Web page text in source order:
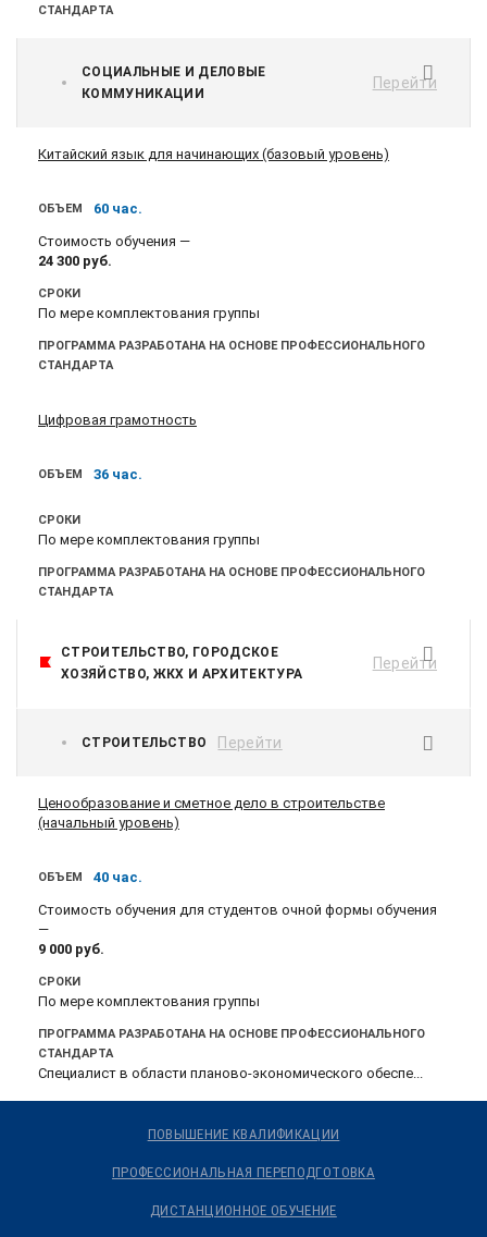
СТАНДАРТА
СОЦИАЛЬНЫЕ И ДЕЛОВЫЕ
КОММУНИКАЦИИ
Перейти
Китайский язык для начинающих (базовый уровень)
ОБЪЕМ
60 час.
Стоимость обучения —
24 300 руб.
СРОКИ
По мере комплектования группы
ПРОГРАММА РАЗРАБОТАНА НА ОСНОВЕ ПРОФЕССИОНАЛЬНОГО
СТАНДАРТА
Цифровая грамотность
ОБЪЕМ 36 час.
СРОКИ
По мере комплектования группы
ПРОГРАММА РАЗРАБОТАНА НА ОСНОВЕ ПРОФЕССИОНАЛЬНОГО
СТАНДАРТА
СТРОИТЕЛЬСТВО, ГОРОДСКОЕ
ХОЗЯЙСТВО, ЖКХ И АРХИТЕКТУРА
Перейти
СТРОИТЕЛЬСТВО Перейти
Ценообразование и сметное дело в строительстве
(начальный уровень)
ОБЪЕМ
40 час.
Стоимость обучения для студентов очной формы обучения
—
9 000 руб.
СРОКИ
По мере комплектования группы
ПРОГРАММА РАЗРАБОТАНА НА ОСНОВЕ ПРОФЕССИОНАЛЬНОГО
СТАНДАРТА
Специалист в области планово-экономического обеспе...
Специалист в области планово-экономического
обеспечения строительного производства (приказ
ПОВЫШЕНИЕ КВАЛИФИКАЦИИ
ПРОФЕССИОНАЛЬНАЯ ПЕРЕПОДГОТОВКА
ДИСТАНЦИОННОЕ ОБУЧЕНИЕ